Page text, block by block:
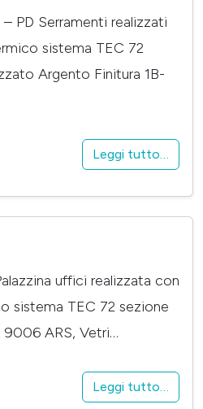
PD Serramenti realizzati
sistema TEC 72
Argento Finitura 1B-
Leggi tutto…
uffici realizzata con
sistema TEC 72 sezione
ARS, Vetri…
Leggi tutto…